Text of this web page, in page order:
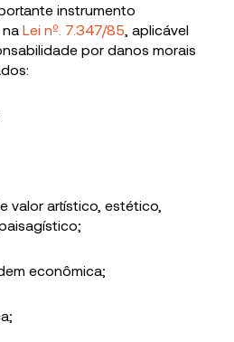
instrumento
naLei nº. 7.347/85 , aplicável
por danos morais
valor artístico, estético,
econômica;